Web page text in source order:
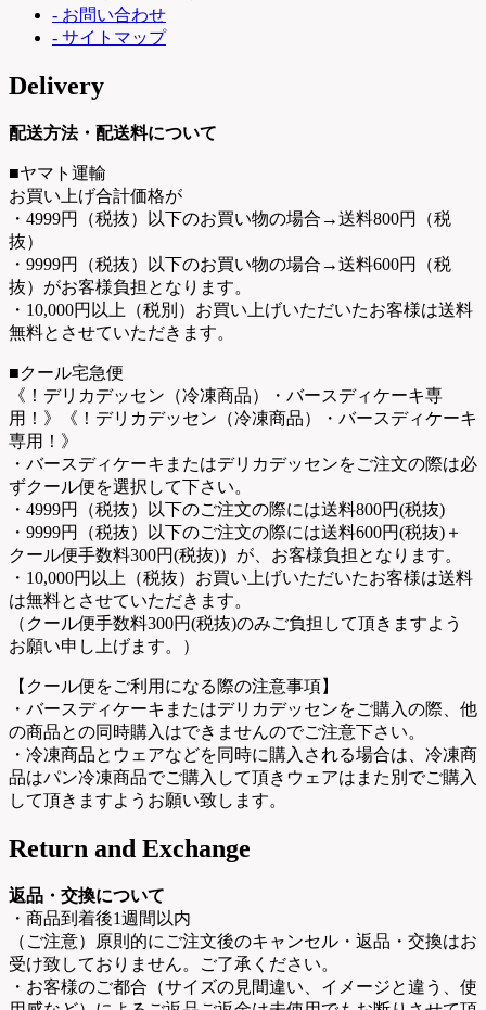
- お問い合わせ
- サイトマップ
Delivery
配送方法・配送料について
■ヤマト運輸
お買い上げ合計価格が
・4999円（税抜）以下のお買い物の場合→送料800円（税
抜）
・9999円（税抜）以下のお買い物の場合→送料600円（税
抜）がお客様負担となります。
・10,000円以上（税別）お買い上げいただいたお客様は送料
無料とさせていただきます。
■クール宅急便
《！デリカデッセン（冷凍商品）・バースディケーキ専
用！》《！デリカデッセン（冷凍商品）・バースディケーキ
専用！》
・バースディケーキまたはデリカデッセンをご注文の際は必
ずクール便を選択して下さい。
・4999円（税抜）以下のご注文の際には送料800円(税抜)
・9999円（税抜）以下のご注文の際には送料600円(税抜)＋
クール便手数料300円(税抜)）が、お客様負担となります。
・10,000円以上（税抜）お買い上げいただいたお客様は送料
は無料とさせていただきます。
（クール便手数料300円(税抜)のみご負担して頂きますよう
お願い申し上げます。）
【クール便をご利用になる際の注意事項】
・バースディケーキまたはデリカデッセンをご購入の際、他
の商品との同時購入はできませんのでご注意下さい。
・冷凍商品とウェアなどを同時に購入される場合は、冷凍商
品はパン冷凍商品でご購入して頂きウェアはまた別でご購入
して頂きますようお願い致します。
Return and Exchange
返品・交換について
・商品到着後1週間以内
（ご注意）原則的にご注文後のキャンセル・返品・交換はお
受け致しておりません。ご了承ください。
・お客様のご都合（サイズの見間違い、イメージと違う、使